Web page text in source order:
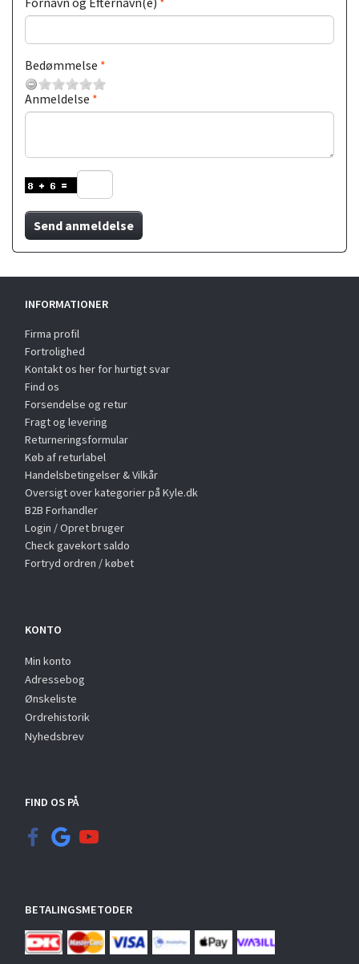
Bedømmelse
Anmeldelse
Send anmeldelse
INFORMATIONER
Firma profil
Fortrolighed
Kontakt os her for hurtigt svar
Find os
Forsendelse og retur
Fragt og levering
Returneringsformular
Køb af returlabel
Handelsbetingelser & Vilkår
Oversigt over kategorier på Kyle.dk
B2B Forhandler
Login / Opret bruger
Check gavekort saldo
Fortryd ordren / købet
KONTO
Min konto
Adressebog
Ønskeliste
Ordrehistorik
Nyhedsbrev
FIND OS PÅ
BETALINGSMETODER